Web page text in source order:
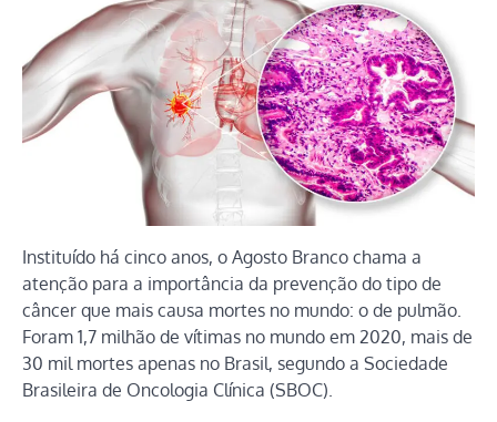
Instituído há cinco anos, o Agosto Branco chama a
atenção para a importância da prevenção do tipo de
câncer que mais causa mortes no mundo: o de pulmão.
Foram 1,7 milhão de vítimas no mundo em 2020, mais de
30 mil mortes apenas no Brasil, segundo a Sociedade
Brasileira de Oncologia Clínica (SBOC).